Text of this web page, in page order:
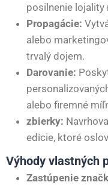
posilnenie lojality
Propagácie:
alebo
trvalý dojem.
Darovanie:
alebo firemné
zbierky:
edície, ktoré
Výhody vlastných
Zastúpenie